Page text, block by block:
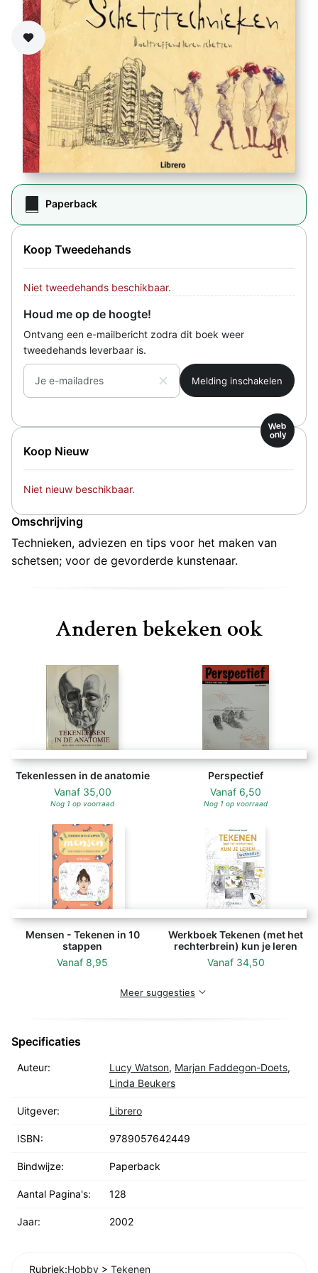
Zet op verlanglijst
Paperback
Koop Tweedehands
Niet tweedehands beschikbaar.
Houd me op de hoogte!
Ontvang een e-mailbericht zodra dit boek weer
tweedehands leverbaar is.
Je e-mailadres
Koop Nieuw
Web
only
Niet nieuw beschikbaar.
Omschrijving
Technieken, adviezen en tips voor het maken van
schetsen; voor de gevorderde kunstenaar.
Anderen bekeken ook
Tekenlessen in de anatomie
Vanaf 35,00
Nog 1 op voorraad
Perspectief
Vanaf 6,50
Nog 1 op voorraad
Mensen - Tekenen in 10
stappen
Vanaf 8,95
Werkboek Tekenen (met het
rechterbrein) kun je leren
Vanaf 34,50
Meer suggesties
Specificaties
Auteur: Lucy Watson, Marjan Faddegon-Doets,
Linda Beukers
Uitgever: Librero
ISBN: 9789057642449
Bindwijze: Paperback
Aantal Pagina's: 128
Jaar: 2002
Rubriek:Hobby > Tekenen